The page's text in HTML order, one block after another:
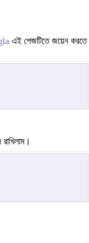
এই পেজটিতে জয়েন করতে